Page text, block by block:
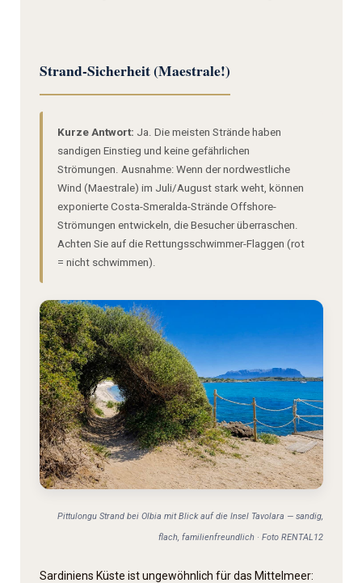
Strand-Sicherheit (Maestrale!)
Kurze Antwort: Ja. Die meisten Strände haben
sandigen Einstieg und keine gefährlichen
Strömungen. Ausnahme: Wenn der nordwestliche
Wind (Maestrale) im Juli/August stark weht, können
exponierte Costa-Smeralda-Strände Offshore-
Strömungen entwickeln, die Besucher überraschen.
Achten Sie auf die Rettungsschwimmer-Flaggen (rot
= nicht schwimmen).
Pittulongu Strand bei Olbia mit Blick auf die Insel Tavolara — sandig,
flach, familienfreundlich · Foto RENTAL12
Sardiniens Küste ist ungewöhnlich für das Mittelmeer: